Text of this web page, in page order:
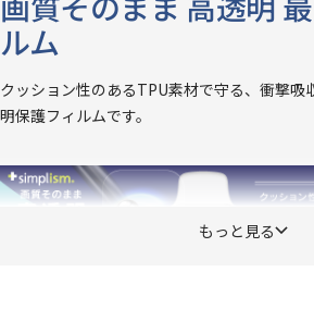
ルム
クッション性のあるTPU素材で守る、衝撃吸
明保護フィルムです。
もっと見る